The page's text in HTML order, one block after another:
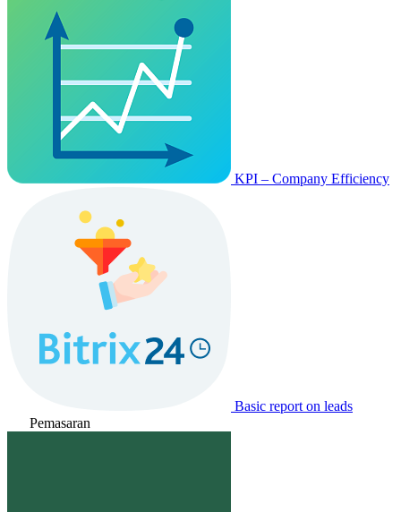
KPI – Company Efficiency
Basic report on leads
Pemasaran